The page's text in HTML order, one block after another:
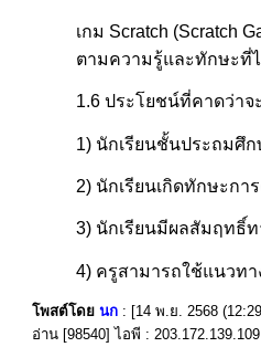
เกม Scratch (Scratch
ตามความรู้และทักษะที่ไ
1.6 ประโยชน์ที่คาดว่าจ
1) นักเรียนชั้นประถมศึก
2) นักเรียนเกิดทักษะก
3) นักเรียนมีผลสัมฤทธิ์
4) ครูสามารถใช้แนวท
โพสต์โดย นก : [14 พ.ย. 2568
อ่าน [98540] ไอพี : 203.172.139.109